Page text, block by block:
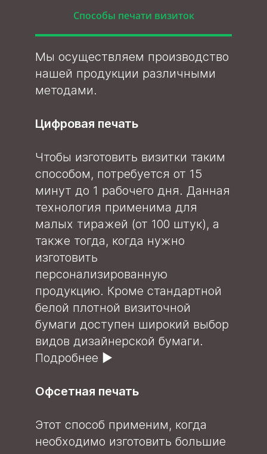
Способы печати визиток
Мы осуществляем производство
нашей продукции различными
методами.
Цифровая печать
Чтобы изготовить визитки таким
способом, потребуется от 15
минут до 1 рабочего дня. Данная
технология применима для
малых тиражей (от 100 штук), а
также тогда, когда нужно
изготовить
персонализированную
продукцию. Кроме стандартной
белой плотной визиточной
бумаги доступен широкий выбор
видов дизайнерской бумаги.
Подробнее ►
Офсетная печать
Этот способ применим, когда
необходимо изготовить большие